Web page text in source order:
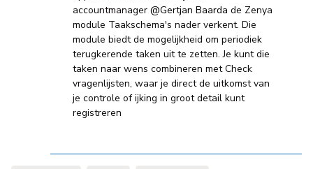
accountmanager ​ @Gertjan Baarda de Zenya
module Taakschema's nader verkent. Die
module biedt de mogelijkheid om periodiek
terugkerende taken uit te zetten. Je kunt die
taken naar wens combineren met Check
vragenlijsten, waar je direct de uitkomst van
je controle of ijking in groot detail kunt
registreren